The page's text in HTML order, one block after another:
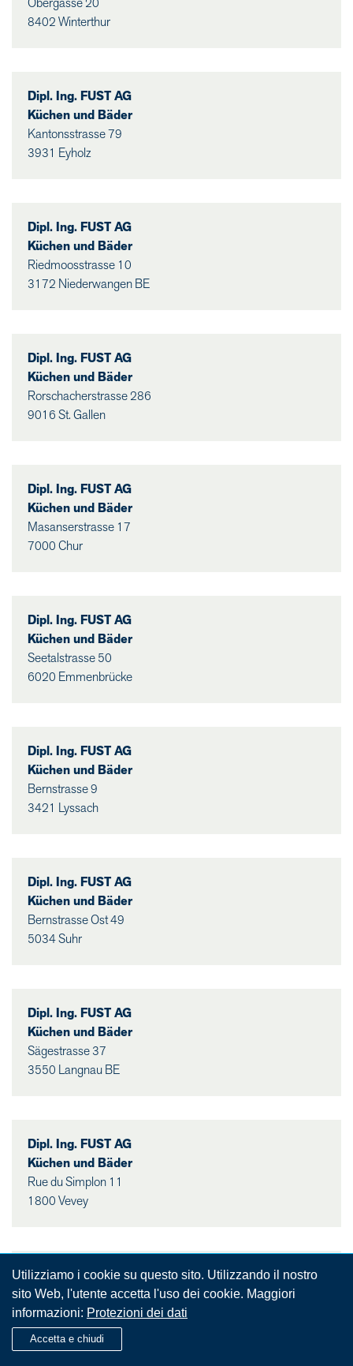
8402 Winterthur
Dipl. Ing. FUST AG
Küchen und Bäder
Kantonsstrasse 79
3931 Eyholz
Dipl. Ing. FUST AG
Küchen und Bäder
Riedmoosstrasse 10
3172 Niederwangen BE
Dipl. Ing. FUST AG
Küchen und Bäder
Rorschacherstrasse 286
9016 St. Gallen
Dipl. Ing. FUST AG
Küchen und Bäder
Masanserstrasse 17
7000 Chur
Dipl. Ing. FUST AG
Küchen und Bäder
Seetalstrasse 50
6020 Emmenbrücke
Dipl. Ing. FUST AG
Küchen und Bäder
Bernstrasse 9
3421 Lyssach
Dipl. Ing. FUST AG
Küchen und Bäder
Bernstrasse Ost 49
5034 Suhr
Dipl. Ing. FUST AG
Küchen und Bäder
Sägestrasse 37
3550 Langnau BE
Dipl. Ing. FUST AG
Küchen und Bäder
Rue du Simplon 11
1800 Vevey
Dipl. Ing. FUST AG
Küchen und Bäder
Pizolstrasse 1
8887 Mels
Utilizziamo i cookie su questo sito. Utilizzando il nostro
sito Web, l'utente accetta l'uso dei cookie. Maggiori
informazioni: Protezioni dei dati
Accetta e chiudi